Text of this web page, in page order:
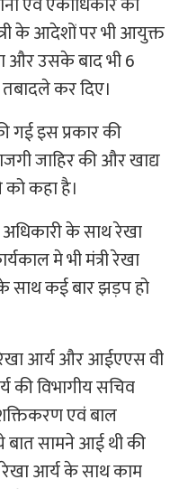
के आदेशों पर भी आयुक्त
और उसके बाद भी 6
कर दिए।
गई इस प्रकार की
जाहिर की और खाद्य
कहा है।
के साथ रेखा
मे भी मंत्री रेखा
साथ कई बार झड़प हो
रेखा आर्य और आईएएस वी
की विभागीय सचिव
एवं बाल
बात सामने आई थी की
आर्य के साथ काम